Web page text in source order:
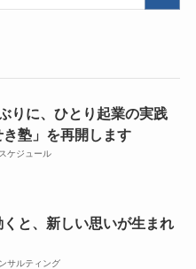
りに、ひとり起業の実践
き塾」を再開します
ケジュール
くと、新しい思いが生まれ
サルティング